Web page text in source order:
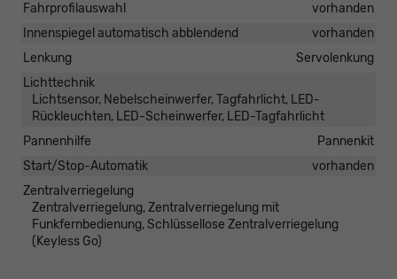
Fahrprofilauswahl
vorhanden
Innenspiegel automatisch abblendend
vorhanden
Lenkung
Servolenkung
Lichttechnik
Lichtsensor, Nebelscheinwerfer, Tagfahrlicht, LED-
Rückleuchten, LED-Scheinwerfer, LED-Tagfahrlicht
Pannenhilfe
Pannenkit
Start/Stop-Automatik
vorhanden
Zentralverriegelung
Zentralverriegelung, Zentralverriegelung mit
Funkfernbedienung, Schlüssellose Zentralverriegelung
(Keyless Go)